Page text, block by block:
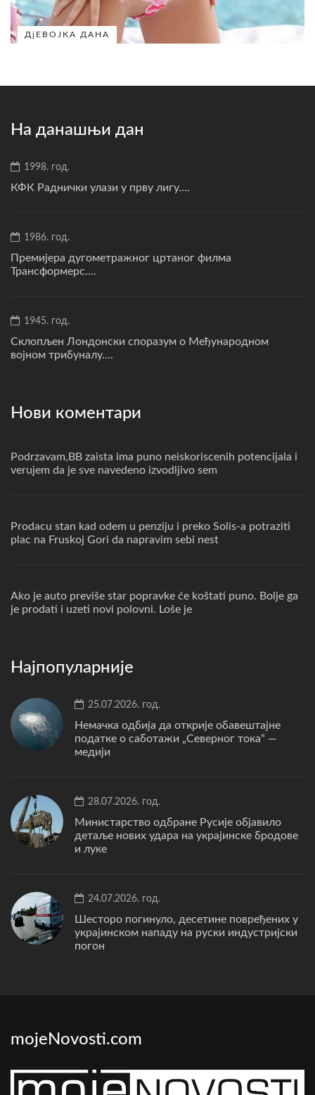
ДјЕВОЈКА ДАНА
На данашњи дан
1998. год.
КФК Раднички улази у прву лигу....
1986. год.
Премијера дугометражног цртаног филма
Трансформерс....
1945. год.
Склопљен Лондонски споразум о Међународном
војном трибуналу....
Нови коментари
Podrzavam,BB zaista ima puno neiskoriscenih potencijala i
verujem da je sve navedeno izvodljivo sem
Prodacu stan kad odem u penziju i preko Solis-a potraziti
plac na Fruskoj Gori da napravim sebi nest
Ako je auto previše star popravke će koštati puno. Bolje ga
je prodati i uzeti novi polovni. Loše je
Најпопуларније
25.07.2026. год.
Немачка одбија да открије обавештајне
податке о саботажи „Северног тока“ —
медији
28.07.2026. год.
Министарство одбране Русије објавило
детаље нових удара на украјинске бродове
и луке
24.07.2026. год.
Шесторо погинуло, десетине повређених у
украјинском нападу на руски индустријски
погон
mojeNovosti.com